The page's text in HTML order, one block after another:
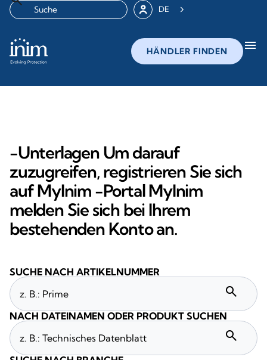
DE
HÄNDLER FINDEN menu
-Unterlagen Um darauf
zuzugreifen, registrieren Sie sich
auf MyInim -Portal MyInim
melden Sie sich bei Ihrem
bestehenden Konto an.
SUCHE NACH ARTIKELNUMMER
search
NACH DATEINAMEN ODER PRODUKT SUCHEN
search